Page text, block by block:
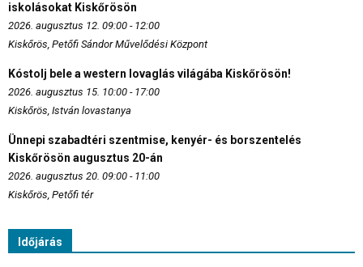
iskolásokat Kiskőrösön
2026. augusztus 12. 09:00 - 12:00
Kiskőrös, Petőfi Sándor Művelődési Központ
Kóstolj bele a western lovaglás világába Kiskőrösön!
2026. augusztus 15. 10:00 - 17:00
Kiskőrös, István lovastanya
Ünnepi szabadtéri szentmise, kenyér- és borszentelés
Kiskőrösön augusztus 20-án
2026. augusztus 20. 09:00 - 11:00
Kiskőrös, Petőfi tér
Időjárás